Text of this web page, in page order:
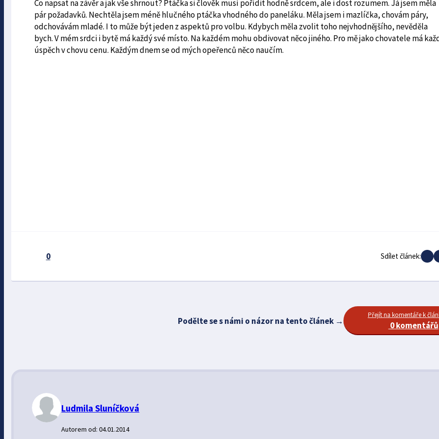
Co napsat na závěr a jak vše shrnout? Ptáčka si člověk musí pořídit hodně srdcem, ale i dost rozumem. Já jsem měla
pár požadavků. Nechtěla jsem méně hlučného ptáčka vhodného do paneláku. Měla jsem i mazlíčka, chovám páry,
odchovávám mladé. I to může být jeden z aspektů pro volbu. Kdybych měla zvolit toho nejvhodnějšího, nevěděla
bych. V mém srdci i bytě má každý své místo. Na každém mohu obdivovat něco jiného. Pro mě jako chovatele má
úspěch v chovu cenu. Každým dnem se od mých opeřenců něco naučím.
0 Sdílet článek:
Podělte se s námi o názor na tento článek →
Přejít na komentáře k
0 komentářů
Ludmila Sluníčková
Autorem od: 04.01.2014